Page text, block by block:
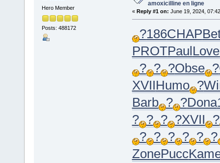
Hero Member
Posts: 488172
amoxicilline en ligne
« Reply #1 on: June 19, 2024,
?186CHAP
PROTPaulLove
? ? ?Obse ?
XVIIHumo ?
Barb ? ?Dona
? ? ? ?XVII ?
? ? ? ? ? ?
ZonePucc